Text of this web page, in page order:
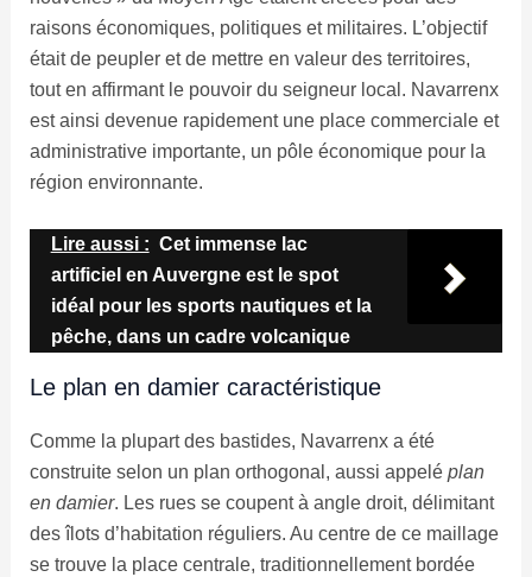
raisons économiques, politiques et militaires. L’objectif
était de peupler et de mettre en valeur des territoires,
tout en affirmant le pouvoir du seigneur local. Navarrenx
est ainsi devenue rapidement une place commerciale et
administrative importante, un pôle économique pour la
région environnante.
Lire aussi : Cet immense lac
artificiel en Auvergne est le spot
idéal pour les sports nautiques et la
pêche, dans un cadre volcanique
Le plan en damier caractéristique
Comme la plupart des bastides, Navarrenx a été
construite selon un plan orthogonal, aussi appelé plan
en damier. Les rues se coupent à angle droit, délimitant
des îlots d’habitation réguliers. Au centre de ce maillage
se trouve la place centrale, traditionnellement bordée